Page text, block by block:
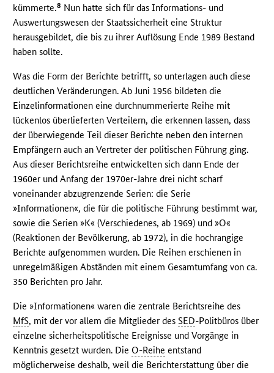
kümmerte.8 Nun hatte sich für das Informations- und
Auswertungswesen der Staatssicherheit eine Struktur
herausgebildet, die bis zu ihrer Auflösung Ende 1989 Bestand
haben sollte.
Was die Form der Berichte betrifft, so unterlagen auch diese
deutlichen Veränderungen. Ab Juni 1956 bildeten die
Einzelinformationen eine durchnummerierte Reihe mit
lückenlos überlieferten Verteilern, die erkennen lassen, dass
der überwiegende Teil dieser Berichte neben den internen
Empfängern auch an Vertreter der politischen Führung ging.
Aus dieser Berichtsreihe entwickelten sich dann Ende der
1960er und Anfang der 1970er-Jahre drei nicht scharf
voneinander abzugrenzende Serien: die Serie
»Informationen«, die für die politische Führung bestimmt war,
sowie die Serien »K« (Verschiedenes, ab 1969) und »O«
(Reaktionen der Bevölkerung, ab 1972), in die hochrangige
Berichte aufgenommen wurden. Die Reihen erschienen in
unregelmäßigen Abständen mit einem Gesamtumfang von ca.
350 Berichten pro Jahr.
Die »Informationen« waren die zentrale Berichtsreihe des
MfS, mit der vor allem die Mitglieder desSED-Politbüros über
einzelne sicherheitspolitische Ereignisse und Vorgänge in
Kenntnis gesetzt wurden. Die O-Reihe entstand
möglicherweise deshalb, weil die Berichterstattung über die